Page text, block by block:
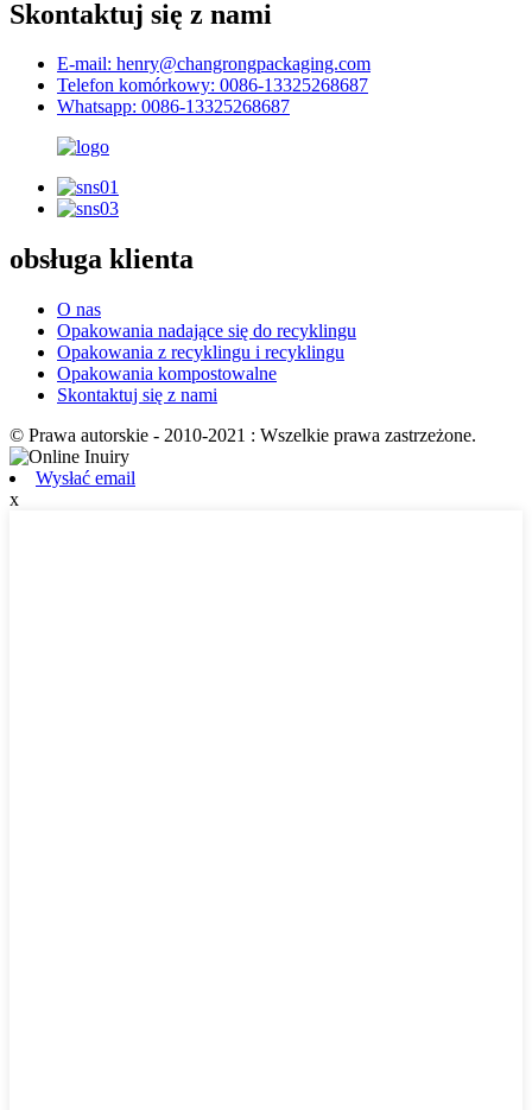
Skontaktuj się z nami
E-mail: henry@changrongpackaging.com
Telefon komórkowy: 0086-13325268687
Whatsapp: 0086-13325268687
obsługa klienta
O nas
Opakowania nadające się do recyklingu
Opakowania z recyklingu i recyklingu
Opakowania kompostowalne
Skontaktuj się z nami
© Prawa autorskie - 2010-2021 : Wszelkie prawa zastrzeżone.
Wysłać email
x